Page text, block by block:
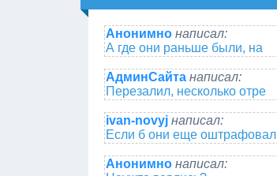
Анонимно написал:
А где они раньше были, на
АдминСайта написал:
Перезалил, несколько отре
ivan-novyj написал:
Если б они еще оштрафовал
Анонимно написал: